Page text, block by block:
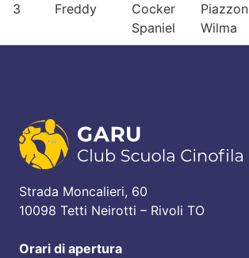
3 Freddy
Cocker
Spaniel
Piazzon
Wilma
Strada Moncalieri, 60
10098 Tetti Neirotti – Rivoli TO
Orari di apertura